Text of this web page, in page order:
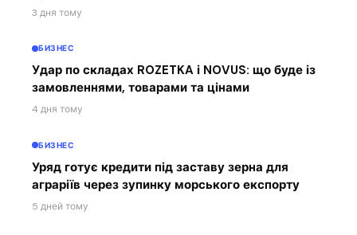
3 дня тому
БИЗНЕС
Удар по складах ROZETKA і NOVUS: що буде із
замовленнями, товарами та цінами
4 дня тому
БИЗНЕС
Уряд готує кредити під заставу зерна для
аграріїв через зупинку морського експорту
5 дней тому